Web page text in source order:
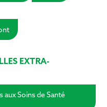
EXTRA-
aux Soins de Santé